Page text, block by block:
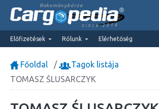
Rakománybörze
since 2014
Előfizetések Rólunk Elérhetőség
Főoldal
Tagok listája
TOMASZ ŚLUSARCZYK